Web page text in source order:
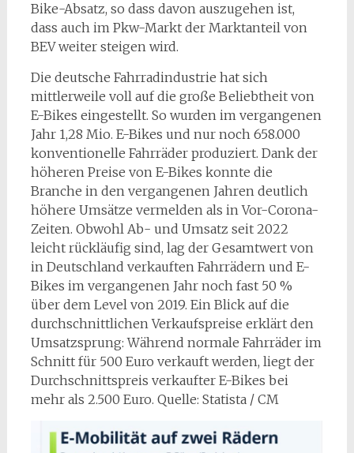
Bike-Absatz, so dass davon auszugehen ist,
dass auch im Pkw-Markt der Marktanteil von
BEV weiter steigen wird.
Die deutsche Fahrradindustrie hat sich
mittlerweile voll auf die große Beliebtheit von
E-Bikes eingestellt. So wurden im vergangenen
Jahr 1,28 Mio. E-Bikes und nur noch 658.000
konventionelle Fahrräder produziert. Dank der
höheren Preise von E-Bikes konnte die
Branche in den vergangenen Jahren deutlich
höhere Umsätze vermelden als in Vor-Corona-
Zeiten. Obwohl Ab- und Umsatz seit 2022
leicht rückläufig sind, lag der Gesamtwert von
in Deutschland verkauften Fahrrädern und E-
Bikes im vergangenen Jahr noch fast 50 %
über dem Level von 2019. Ein Blick auf die
durchschnittlichen Verkaufspreise erklärt den
Umsatzsprung: Während normale Fahrräder im
Schnitt für 500 Euro verkauft werden, liegt der
Durchschnittspreis verkaufter E-Bikes bei
mehr als 2.500 Euro. Quelle: Statista / CM